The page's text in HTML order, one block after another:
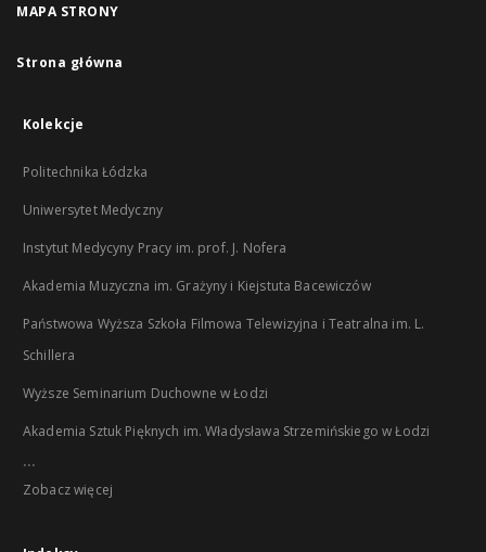
MAPA STRONY
Strona główna
Kolekcje
Politechnika Łódzka
Uniwersytet Medyczny
Instytut Medycyny Pracy im. prof. J. Nofera
Akademia Muzyczna im. Grażyny i Kiejstuta Bacewiczów
Państwowa Wyższa Szkoła Filmowa Telewizyjna i Teatralna im. L.
Schillera
Wyższe Seminarium Duchowne w Łodzi
Akademia Sztuk Pięknych im. Władysława Strzemińskiego w Łodzi
...
Zobacz więcej